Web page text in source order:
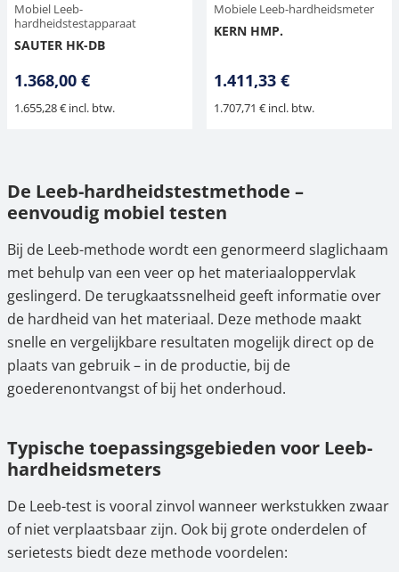
Mobiel Leeb-
hardheidstestapparaat
SAUTER HK-DB
1.368,00 €
1.655,28 € incl. btw.
Mobiele Leeb-hardheidsmeter
KERN HMP.
1.411,33 €
1.707,71 € incl. btw.
De Leeb-hardheidstestmethode –
eenvoudig mobiel testen
Bij de Leeb-methode wordt een genormeerd slaglichaam
met behulp van een veer op het materiaaloppervlak
geslingerd. De terugkaatssnelheid geeft informatie over
de hardheid van het materiaal. Deze methode maakt
snelle en vergelijkbare resultaten mogelijk direct op de
plaats van gebruik – in de productie, bij de
goederenontvangst of bij het onderhoud.
Typische toepassingsgebieden voor Leeb-
hardheidsmeters
De Leeb-test is vooral zinvol wanneer werkstukken zwaar
of niet verplaatsbaar zijn. Ook bij grote onderdelen of
serietests biedt deze methode voordelen: